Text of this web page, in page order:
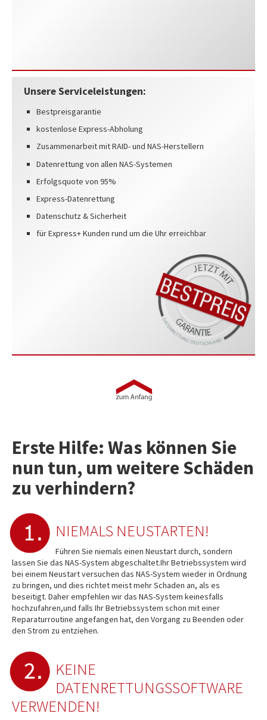
Unsere Serviceleistungen:
Bestpreisgarantie
kostenlose Express-Abholung
Zusammenarbeit mit RAID- und NAS-Herstellern
Datenrettung von allen NAS-Systemen
Erfolgsquote von 95%
Express-Datenrettung
Datenschutz & Sicherheit
für Express+ Kunden rund um die Uhr erreichbar
Erste Hilfe: Was können Sie
nun tun, um weitere Schäden
zu verhindern?
NIEMALS NEUSTARTEN!
Führen Sie niemals einen Neustart durch, sondern
lassen Sie das NAS-System abgeschaltet.Ihr Betriebssystem wird
bei einem Neustart versuchen das NAS-System wieder in Ordnung
zu bringen, und dies richtet meist mehr Schaden an, als es
beseitigt. Daher empfehlen wir das NAS-System keinesfalls
hochzufahren,und falls Ihr Betriebssystem schon mit einer
Reparaturroutine angefangen hat, den Vorgang zu Beenden oder
den Strom zu entziehen.
KEINE
DATENRETTUNGSSOFTWARE
VERWENDEN!